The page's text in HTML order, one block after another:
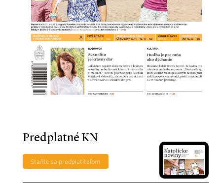
Predplatné KN
Staňte sa predplatiteľom